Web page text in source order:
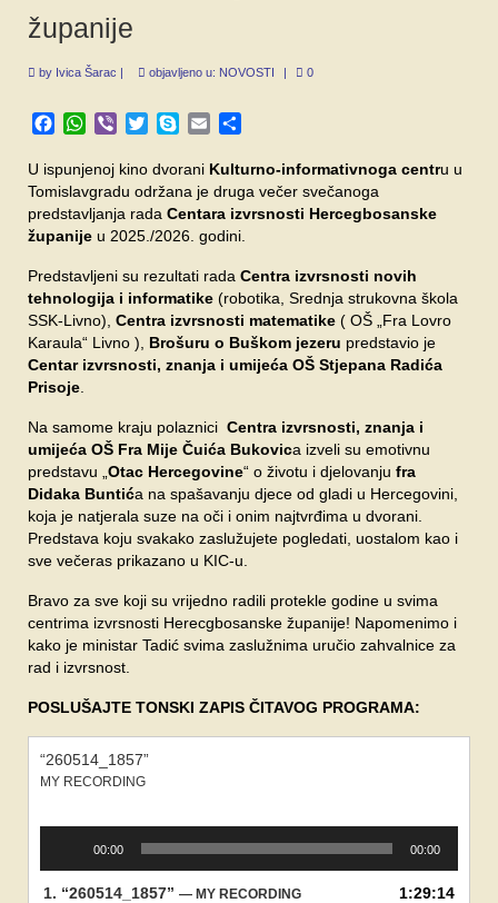
županije
by Ivica Šarac | objavljeno u: NOVOSTI | 0
Facebook
WhatsApp
Viber TwitterSkypeEmail
U ispunjenoj kino dvorani Kulturno-informativnoga centru u
Tomislavgradu održana je druga večer svečanoga
predstavljanja rada Centara izvrsnosti Hercegbosanske
županije u 2025./2026. godini.
Predstavljeni su rezultati rada Centra izvrsnosti novih
tehnologija i informatike (robotika, Srednja strukovna škola
SSK-Livno), Centra izvrsnosti matematike ( OŠ „Fra Lovro
Karaula“ Livno ), Brošuru o Buškom jezeru predstavio je
Centar izvrsnosti, znanja i umijeća OŠ Stjepana Radića
Prisoje
Na samome kraju polaznici Centra izvrsnosti, znanja i
umijeća OŠ Fra Mije Čuića Bukovica izveli su emotivnu
predstavu „ Otac Hercegovine“ o životu i djelovanju fra
Didaka Buntića na spašavanju djece od gladi u Hercegovini,
koja je natjerala suze na oči i onim najtvrđima u dvorani.
Predstava koju svakako zaslužujete pogledati, uostalom kao i
sve večeras prikazano u KIC-u.
Bravo za sve koji su vrijedno radili protekle godine u svima
centrima izvrsnosti Herecgbosanske županije! Napomenimo i
kako je ministar Tadić svima zaslužnima uručio zahvalnice za
rad i izvrsnost.
POSLUŠAJTE TONSKI ZAPIS ČITAVOG PROGRAMA:
“260514_1857”
MY RECORDING
audiozapisa
00:00 00:00
1. “260514_1857” — MY RECORDING 1:29:14